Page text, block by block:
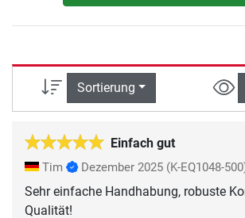
Sortierung
Einfach gut
Tim Dezember 2025 (K-EQ1048-
Sehr einfache Handhabung, robuste
Qualität!